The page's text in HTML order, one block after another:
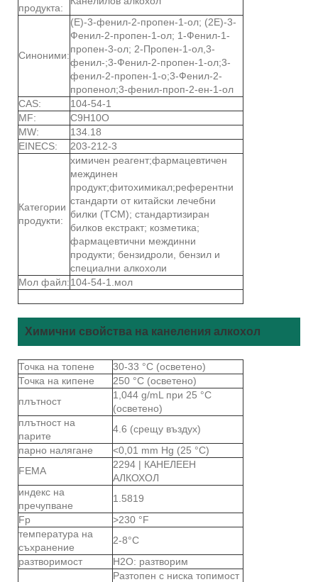
продукта:
Синоними:
(Е)-3-фенил-2-пропен-1-ол; (2Е)-3-
Фенил-2-пропен-1-ол; 1-Фенил-1-
пропен-3-ол; 2-Пропен-1-ол,3-
фенил-;3-Фенил-2-пропен-1-ол;3-
фенил-2-пропен-1-о;3-Фенил-2-
пропенол;3-фенил-проп-2-ен-1-ол
CAS:
104-54-1
MF:
C9H10O
MW:
134.18
EINECS:
203-212-3
Категории
продукти:
химичен реагент;фармацевтичен
междинен
продукт;фитохимикал;референтни
стандарти от китайски лечебни
билки (TCM); стандартизиран
билков екстракт; козметика;
фармацевтични междинни
продукти; бензидроли, бензил и
специални алкохоли
Мол файл:104-54-1.мол
Химични свойства на канеления алкохол
Точка на топене
30-33 °C (осветено)
Точка на кипене
250 °C (осветено)
плътност
1,044 g/mL при 25 °C
(осветено)
плътност на
парите
4.6 (срещу въздух)
парно налягане
<0,01 mm Hg (25 °C)
FEMA
2294 | КАНЕЛЕЕН
АЛКОХОЛ
индекс на
пречупване
1.5819
Fp
>230 °F
температура на
съхранение
2-8°C
разтворимост
H2O: разтворим
Разтопен с ниска топимост